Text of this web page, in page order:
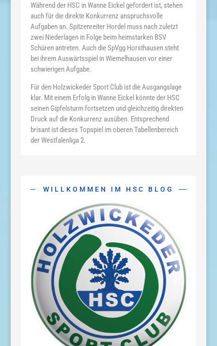
Während der HSC inWanne Eickel gefordert ist, stehen
auchfürdiedirekte Konkurrenz anspruchsvolle
Aufgaben an. Spitzenreiter Hordel muss nachzuletzt
zwei Niederlagen in Folge beim heimstarken BSV
Schüren antreten. AuchdieSpVgg Horsthausen steht
bei ihremAuswärtsspiel inWiemelhausenvoreiner
schwierigenAufgabe.
Fürden HolzwickederSport Club istdieAusgangslage
klar. Miteinem Erfolg inWanne Eickel könnteder HSC
seinen Gipfelsturmfortsetzen und gleichzeitigdirekten
Druck aufdie Konkurrenz ausüben. Entsprechend
brisant istdieses Topspiel imoberenTabellenbereich
derWestfalenliga 2.
WILLKOMMEN IM HSC BLOG